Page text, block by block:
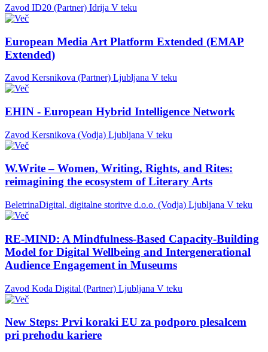
Zavod ID20 (Partner) Idrija V teku
European Media Art Platform Extended (EMAP
Extended)
Zavod Kersnikova (Partner) Ljubljana V teku
EHIN - European Hybrid Intelligence Network
Zavod Kersnikova (Vodja) Ljubljana V teku
W.Write – Women, Writing, Rights, and Rites:
reimagining the ecosystem of Literary Arts
BeletrinaDigital, digitalne storitve d.o.o. (Vodja) Ljubljana V teku
RE-MIND: A Mindfulness-Based Capacity-Building
Model for Digital Wellbeing and Intergenerational
Audience Engagement in Museums
Zavod Koda Digital (Partner) Ljubljana V teku
New Steps: Prvi koraki EU za podporo plesalcem
pri prehodu kariere